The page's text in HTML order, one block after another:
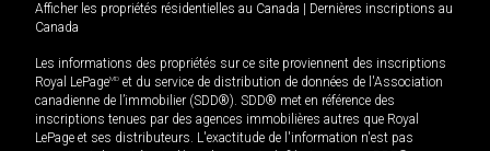
Afficher les propriétés résidentielles au Canada
Dernières inscriptions au
Canada
Les informations des propriétés sur ce site proviennent des inscriptions
Royal LePageMD et du service de distribution de données de l'Association
canadienne de l’immobilier (SDD®). SDD® met en référence des
inscriptions tenues par des agences immobilières autres que Royal
LePage et ses distributeurs. L'exactitude de l'information n'est pas